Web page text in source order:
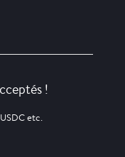
!
USDC etc.